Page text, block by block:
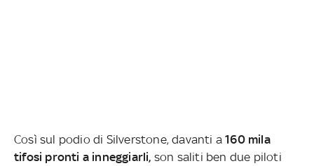
Così sul podio di Silverstone, davanti a160 mila
tifosi pronti a inneggiarli, son saliti ben due piloti